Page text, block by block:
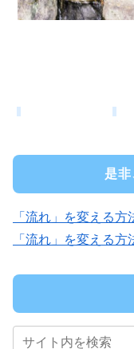
是非
「流れ」を変える方
「流れ」を変える方